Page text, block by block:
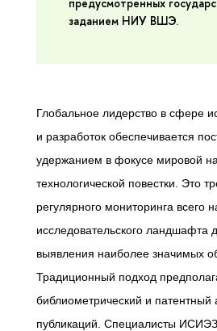
предусмотренных
заданием НИУ ВШЭ.
Глобальное лидерство в сфере
и разработок обеспечивается
удержанием в фокусе мировой
технологической повестки. Это
регулярного мониторинга всего
исследовательского ландшафта
выявления наиболее значимых
Традиционный подход
библиометрический и патентный
публикаций. Специалисты